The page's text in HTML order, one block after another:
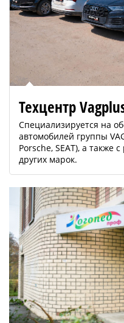
Техцентр
Специализируется на
автомобилей группы
Porsche, SEAT), а также
других марок.